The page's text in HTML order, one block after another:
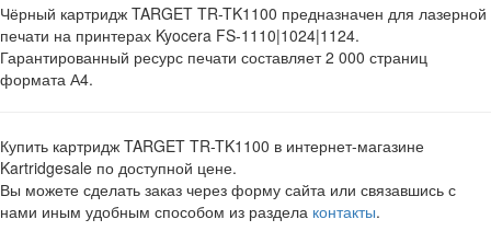
Чёрный картридж TARGET TR-TK1100 предназначен для лазерной
печати на принтерах Kyocera FS-1110|1024|1124.
Гарантированный ресурс печати составляет 2 000 страниц
формата А4.
Купить картридж TARGET TR-TK1100 в интернет-магазине
Kartridgesale по доступной цене.
Вы можете сделать заказ через форму сайта или связавшись с
нами иным удобным способом из раздела контакты.